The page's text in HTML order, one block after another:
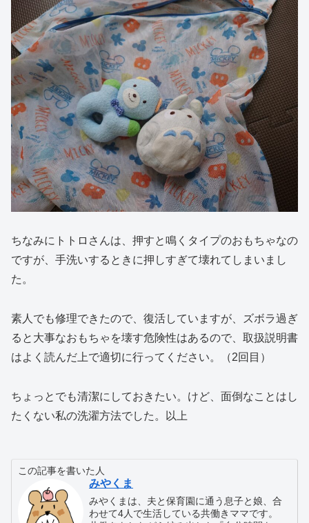
ちなみにトトロさんは、押すと鳴くタイプのおもちゃなの
ですが、手洗いするときに押しすぎて壊れてしまいまし
た。
素人でも修理できたので、復活していますが、ズボラ過ぎ
ると大事なおもちゃを壊す危険性はあるので、取扱説明書
はよく読んだ上で適切に行ってください。（2回目）
ちょっとでも清潔にしておきたい。けど、面倒なことはし
たくない私の洗濯方法でした。以上
この記事を書いた人
みやくま
みやくまは、夫と保育園に通う息子と娘、合
わせて4人で生活している共働きママです。